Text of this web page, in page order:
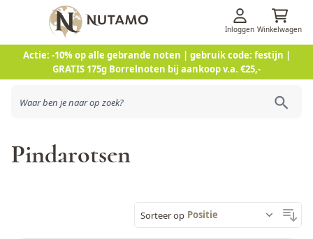
Actie: -10% op alle gebrande noten | gebruik code: festijn |
GRATIS 175g Borrelnoten bij aankoop v.a. €25,-
Ga naar de inhoud
Inloggen Winkelwagen
Pindarotsen
Sorteer op